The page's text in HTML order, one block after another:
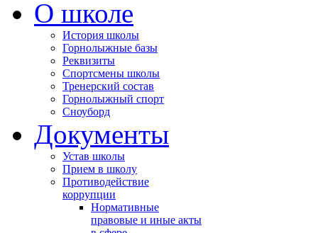
О школе
История школы
Горнолыжные базы
Реквизиты
Спортсмены школы
Тренерский состав
Горнолыжный спорт
Сноуборд
Документы
Устав школы
Прием в школу
Противодействие
коррупции
Нормативные
правовые и иные акты